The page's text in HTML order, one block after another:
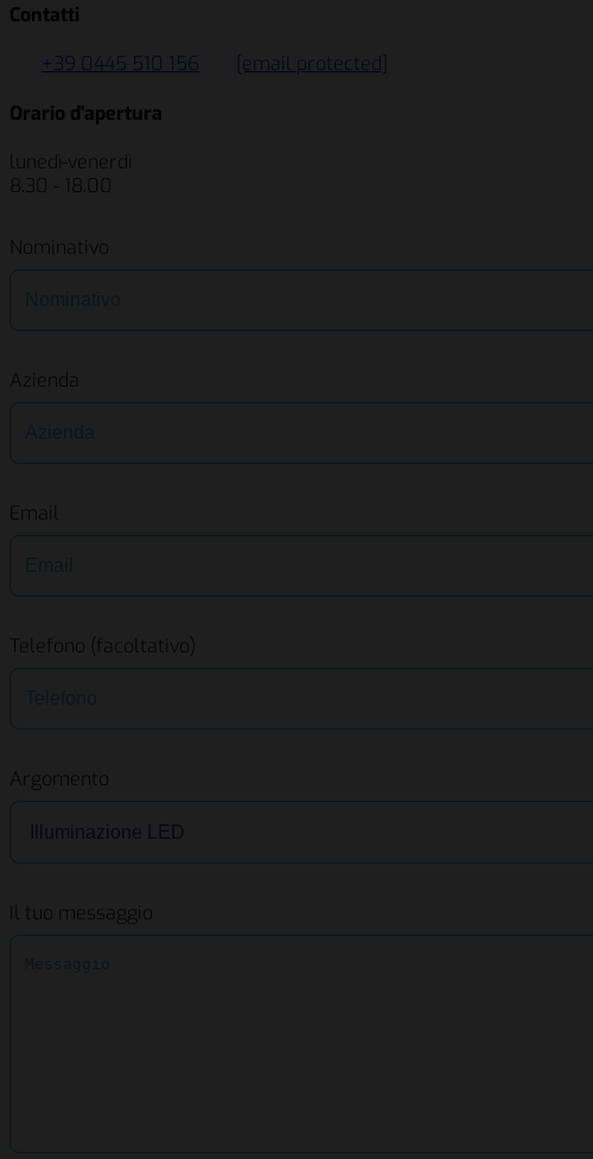
Contatti
+39 0445 510 156
[email protected]
Orario d'apertura
lunedì-venerdì
8.30 - 18.00
Nominativo
Azienda
Email
Telefono (facoltativo)
Argomento
Il tuo messaggio